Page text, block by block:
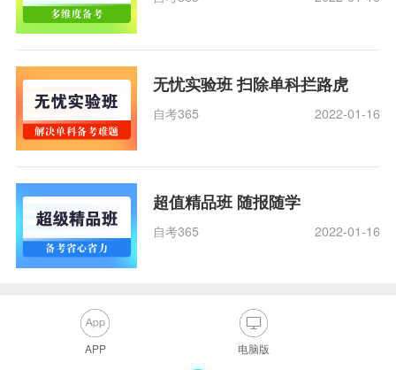
无忧实验班 扫除单科拦路虎
自考365 2022-01-16
超值精品班 随报随学
自考365 2022-01-16
APP 电脑版